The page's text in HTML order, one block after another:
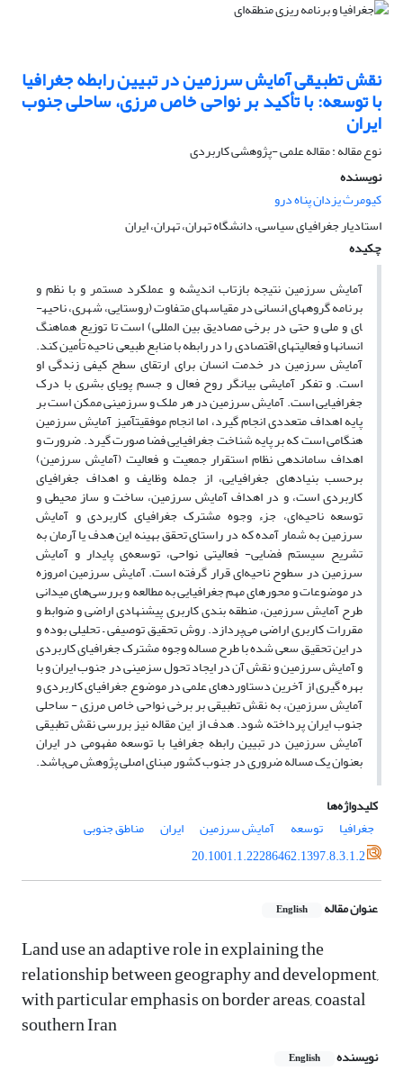
نقش تطبیقی آمایش سرزمین در تبیین رابطه جغرافیا
با توسعه: با تأکید بر نواحی خاص مرزی، ساحلی جنوب
ایران
نوع مقاله : مقاله علمی -پژوهشی کاربردی
نویسنده
کیومرث یزدان پناه درو
استادیار جغرافیای سیاسی، دانشگاه تهران، تهران، ایران
چکیده
آمایش سرزمین نتیجه بازتاب اندیشه­ و عملکرد مستمر و با نظم و
برنامه گروه­های انسانی در مقیاس­های متفاوت (روستایی، شهری، ناحیه­
ای و ملی و حتی در برخی مصادیق بین المللی) است تا توزیع هماهنگ
انسان­ها و فعالیت­های اقتصادی را در رابطه با منابع طبیعی ناحیه تأمین کند.
آمایش سرزمین در خدمت انسان برای ارتقای سطح کیفی زندگی او
است. و تفکر آمایشی بیانگر روح فعال و جسم پویای بشری با درک
جغرافیایی است. آمایش سرزمین در هر ملک و سرزمینی ممکن است بر
پایه اهداف متعددی انجام گیرد، اما انجام موفقیت­آمیز آمایش سرزمین
هنگامی است که بر پایه شناخت جغرافیایی فضا صورت گیرد. ضرورت و
اهداف ساماندهی نظام استقرار جمعیت و فعالیت (آمایش سرزمین)
برحسب بنیادهای جغرافیایی، از جمله وظایف و اهداف جغرافیای
کاربردی است، و در اهداف آمایش سرزمین، ساخت و ساز محیطی و
توسعه ناحیه‌ای، جزء وجوه مشترک جغرافیای کاربردی و آمایش
سرزمین به شمار آمده که در راستای تحقق بهینه این هدف یا آرمان به
تشریح سیستم فضایی- فعالیتی نواحی، توسعه‌ی پایدار و آمایش
سرزمین در سطوح ناحیه‌ای قرار گرفته است. آمایش سرزمین امروزه
در موضوعات و محورهای مهم جغرافیایی به مطالعه و بررسی‌های میدانی
طرح آمایش سرزمین، منطقه بندی کاربری پیشنهادی اراضی و ضوابط و
مقررات کاربری اراضی می‌پردازد. روش تحقیق توصیفی – تحلیلی بوده و
در این تحقیق سعی شده با طرح مساله وجوه مشترک جغرافیای کاربردی
و آمایش سرزمین و نقش آن در ایجاد تحول سزمینی در جنوب ایران و با
بهره گیری از آخرین دستاوردهای علمی در موضوع جغرافیای کاربردی و
آمایش سرزمین، به نقش تطبیقی بر برخی نواحی خاص مرزی - ساحلی
جنوب ایران پرداخته شود. هدف از این مقاله نیز بررسی نقش تطبیقی
آمایش سرزمین در تبیین رابطه جغرافیا با توسعه مفهومی در ایران
بعنوان یک مساله ضروری در جنوب کشور مبنای اصلی پژوهش می‌باشد.
کلیدواژه‌ها
جغرافیا
توسعه آمایش سرزمین ایران
مناطق جنوبی
20.1001.1.22286462.1397.8.3.1.2
عنوان مقاله English
Land use an adaptive role in explaining the
relationship between geography and development,
with particular emphasis on border areas, coastal
southern Iran
نویسنده English